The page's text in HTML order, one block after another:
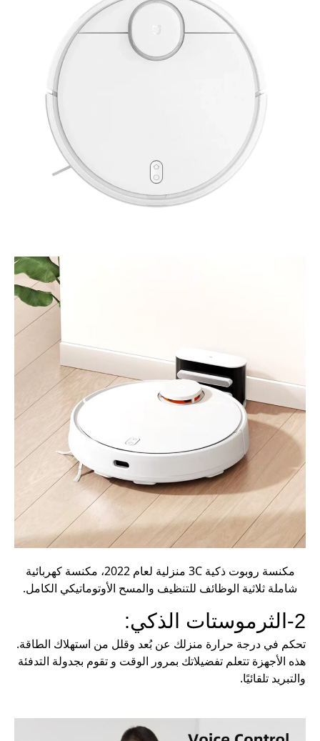
مكنسة روبوت ذكية 3C منزلية لعام 2022، مكنسة كهربائية
شاملة ثلاثية الوظائف للتنظيف والمسح الأوتوماتيكي الكامل.
2-الثرموستات الذكي:
تحكم في درجة حرارة منزلك عن بُعد وقلل من استهلاك الطاقة.
هذه الأجهزة تتعلم تفضيلاتك بمرور الوقت و تقوم بجدولة التدفئة
والتبريد تلقائيًا.